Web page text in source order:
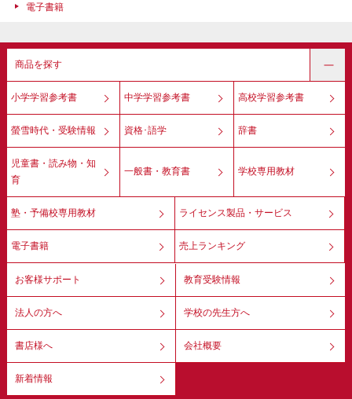
電子書籍
商品を探す
小学学習参考書 中学学習参考書 高校学習参考書
螢雪時代・受験情報 資格･語学 辞書
児童書・読み物・知
育
一般書・教育書 学校専用教材
塾・予備校専用教材 ライセンス製品・サービス
電子書籍 売上ランキング
お客様サポート 教育受験情報
法人の方へ 学校の先生方へ
書店様へ 会社概要
新着情報